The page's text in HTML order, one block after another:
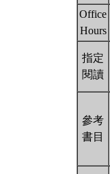
Office
Hours
指定
閱讀
參考
書目